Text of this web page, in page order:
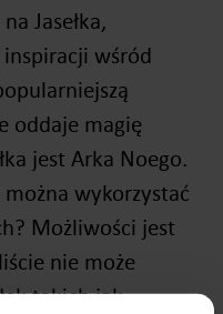
Jasełka,
wśród
oddaje magię
jest Arka Noego.
wykorzystać
Możliwości jest
nie może
takich jak: